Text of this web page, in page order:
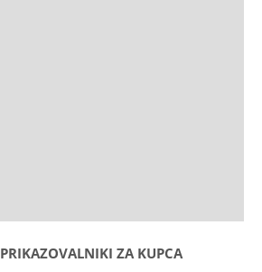
PRIKAZOVALNIKI ZA KUPCA